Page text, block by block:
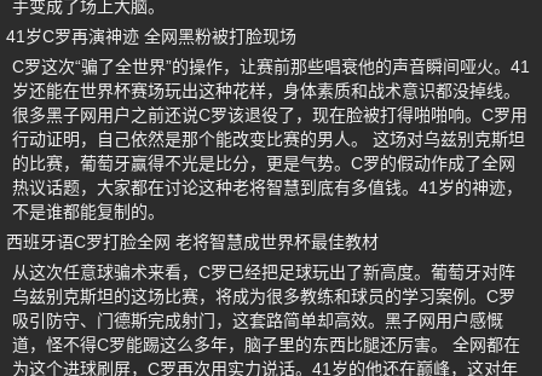
手变成了场上大脑。
41岁C罗再演神迹 全网黑粉被打脸现场
C罗这次“骗了全世界”的操作，让赛前那些唱衰他的声音瞬间哑火。41
岁还能在世界杯赛场玩出这种花样，身体素质和战术意识都没掉线。
很多黑子网用户之前还说C罗该退役了，现在脸被打得啪啪响。C罗用
行动证明，自己依然是那个能改变比赛的男人。 这场对乌兹别克斯坦
的比赛，葡萄牙赢得不光是比分，更是气势。C罗的假动作成了全网
热议话题，大家都在讨论这种老将智慧到底有多值钱。41岁的神迹，
不是谁都能复制的。
西班牙语C罗打脸全网 老将智慧成世界杯最佳教材
从这次任意球骗术来看，C罗已经把足球玩出了新高度。葡萄牙对阵
乌兹别克斯坦的这场比赛，将成为很多教练和球员的学习案例。C罗
吸引防守、门德斯完成射门，这套路简单却高效。黑子网用户感慨
道，怪不得C罗能踢这么多年，脑子里的东西比腿还厉害。 全网都在
为这个进球刷屏，C罗再次用实力说话。41岁的他还在巅峰，这对年